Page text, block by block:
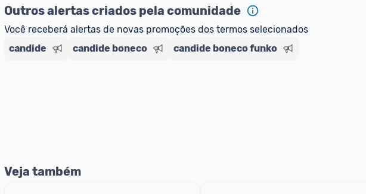
Outros alertas criados pela comunidade
Você receberá alertas de novas promoções dos termos selecionados
candide
candide boneco candide boneco funko
Veja também